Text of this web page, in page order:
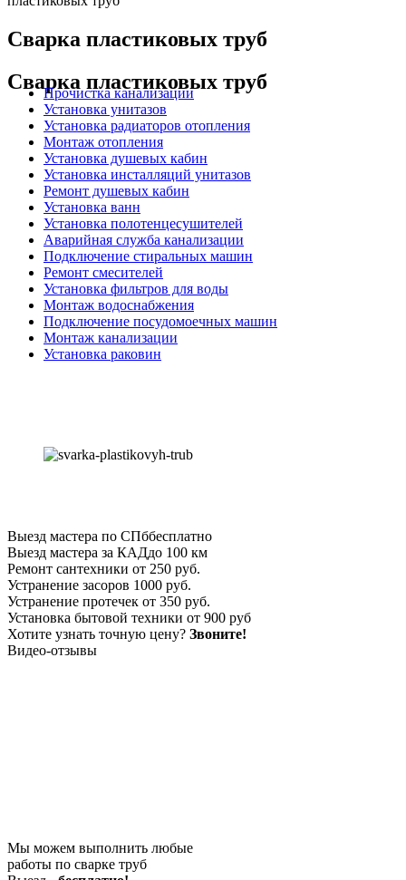
Сварка пластиковых труб
Сварка пластиковых труб
Прочистка канализации
Установка унитазов
Установка радиаторов отопления
Монтаж отопления
Установка душевых кабин
Установка инсталляций унитазов
Ремонт душевых кабин
Установка ванн
Установка полотенцесушителей
Аварийная служба канализации
Подключение стиральных машин
Ремонт смесителей
Установка фильтров для воды
Монтаж водоснабжения
Подключение посудомоечных машин
Монтаж канализации
Установка раковин
Выезд мастера по СПббесплатно
Выезд мастера за КАДдо 100 км
Ремонт сантехники от 250 руб.
Устранение засоров 1000 руб.
Устранение протечек от 350 руб.
Установка бытовой техники от 900 руб
Хотите узнать точную цену? Звоните!
Видео-отзывы
Мы можем выполнить любые
работы по сварке труб